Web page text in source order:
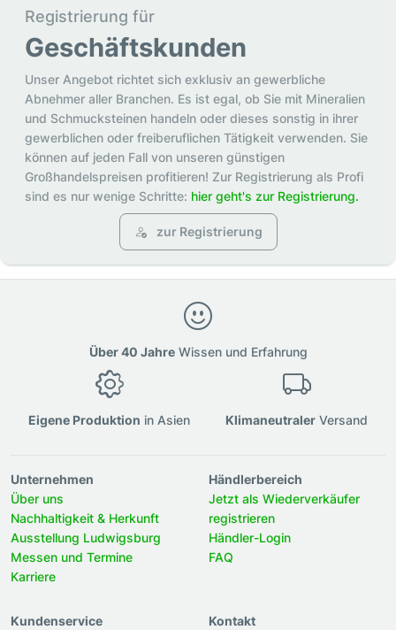
Registrierung für
Geschäftskunden
Unser Angebot richtet sich exklusiv an gewerbliche
Abnehmer aller Branchen. Es ist egal, ob Sie mit Mineralien
und Schmucksteinen handeln oder dieses sonstig in ihrer
gewerblichen oder freiberuflichen Tätigkeit verwenden. Sie
können auf jeden Fall von unseren günstigen
Großhandelspreisen profitieren! Zur Registrierung als Profi
sind es nur wenige Schritte: hier geht's zur Registrierung.
zur Registrierung
Über 40 JahreWissen und Erfahrung
Eigene Produktion in Asien Klimaneutraler Versand
Unternehmen
Über uns
Nachhaltigkeit & Herkunft
Ausstellung Ludwigsburg
Messen und Termine
Karriere
Händlerbereich
Jetzt als Wiederverkäufer
registrieren
Händler-Login
FAQ
Kundenservice
Kontakt